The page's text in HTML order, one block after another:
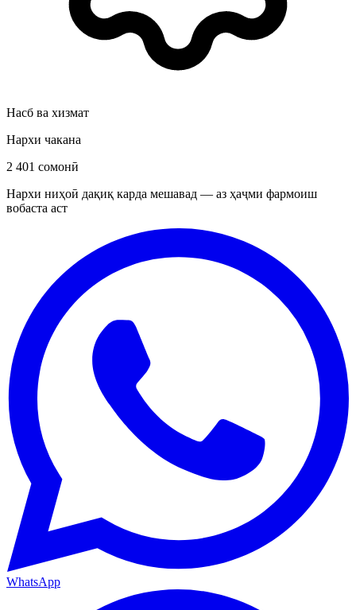
Насб ва хизмат
Нархи чакана
2 401 сомонӣ
Нархи ниҳоӣ дақиқ карда мешавад — аз ҳаҷми фармоиш
вобаста аст
WhatsApp